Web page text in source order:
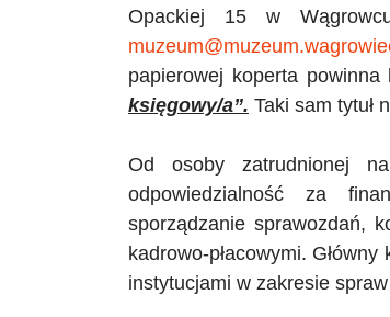
Opackiej 15 w
papierowej koperta
księgowy/a”. Taki sam tytuł
Od osoby zatrudnionej
odpowiedzialność za
sporządzanie sprawozdań,
kadrowo-płacowymi.
instytucjami w zakresie